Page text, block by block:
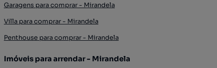
Garagens para comprar - Mirandela
Villa para comprar - Mirandela
Penthouse para comprar - Mirandela
Imóveis para arrendar - Mirandela